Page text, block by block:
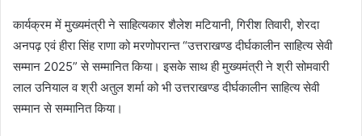
कार्यक्रम में मुख्यमंत्री ने साहित्यकार शैलेश मटियानी, गिरीश तिवारी, शेरदा
अनपढ़ एवं हीरा सिंह राणा को मरणोपरान्त “उत्तराखण्ड दीर्घकालीन साहित्य सेवी
सम्मान 2025” से सम्मानित किया। इसके साथ ही मुख्यमंत्री ने श्री सोमवारी
लाल उनियाल व श्री अतुल शर्मा को भी उत्तराखण्ड दीर्घकालीन साहित्य सेवी
सम्मान से सम्मानित किया।